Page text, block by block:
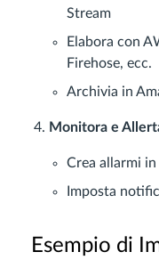
Stream
Elabora con
Firehose, ecc.
Archivia in
Monitora e
Crea allarmi
Imposta
Esempio di